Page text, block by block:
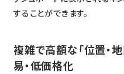
することができます。
複雑で高額な「位置・
易・低価格化